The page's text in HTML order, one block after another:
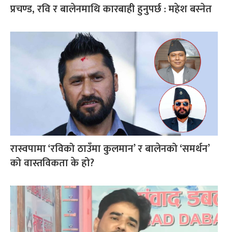
प्रचण्ड, रवि र बालेनमाथि कारबाही हुनुपर्छ : महेश बस्नेत
रास्वपामा ‘रविको ठाउँमा कुलमान’ र बालेनको ‘समर्थन’
को वास्तविकता के हो?